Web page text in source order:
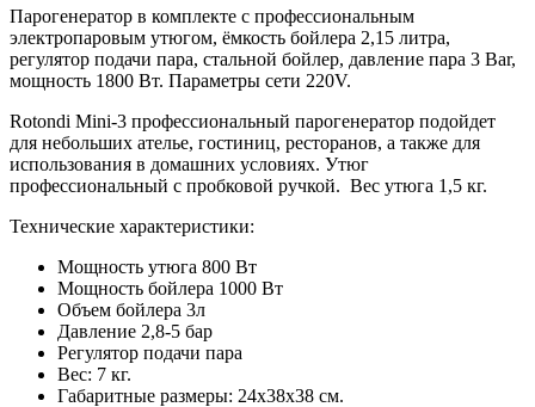
Парогенератор в комплекте с профессиональным
электропаровым утюгом, ёмкость бойлера 2,15 литра,
регулятор подачи пара, стальной бойлер, давление пара 3 Bar,
мощность 1800 Вт. Параметры сети 220V.
Rotondi Mini-3 профессиональный парогенератор подойдет
для небольших ателье, гостиниц, ресторанов, а также для
использования в домашних условиях. Утюг
профессиональный с пробковой ручкой. Вес утюга 1,5 кг.
Технические характеристики:
Мощность утюга 800 Вт
Мощность бойлера 1000 Вт
Объем бойлера 3л
Давление 2,8-5 бар
Регулятор подачи пара
Вес: 7 кг.
Габаритные размеры: 24х38х38 см.